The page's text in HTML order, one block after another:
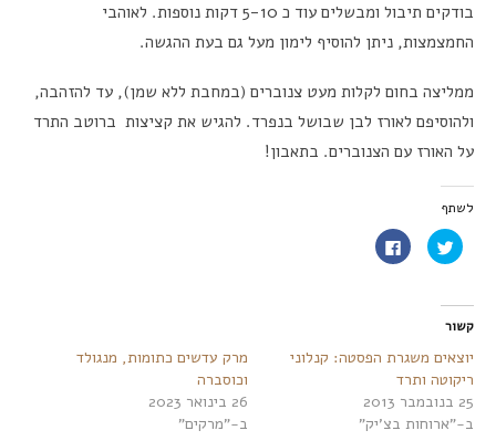
בודקים תיבול ומבשלים עוד כ 5-10 דקות נוספות. לאוהבי
החמצמצות, ניתן להוסיף לימון מעל גם בעת ההגשה.
ממליצה בחום לקלות מעט צנוברים (במחבת ללא שמן), עד להזהבה,
ולהוסיפם לאורז לבן שבושל בנפרד. להגיש את קציצות ברוטב התרד
על האורז עם הצנוברים. בתאבון!
לשתף
לחצו
כדי
לחיצה
לשיתוף
קשור
יוצאים משגרת הפסטה: קנלוני
ריקוטה ותרד
25 בנובמבר 2013
ב-"ארוחות בצ'יק"
מרק עדשים כתומות, מנגולד
וכוסברה
26 בינואר 2023
ב-"מרקים"